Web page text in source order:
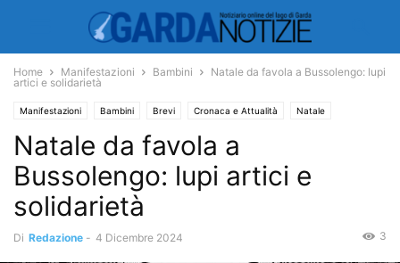
Home Manifestazioni Bambini
Natale da favola a Bussolengo: lupi
artici e solidarietà
Manifestazioni Bambini Brevi Cronaca e Attualità Natale
Natale da favola a
Bussolengo: lupi artici e
solidarietà
Di Redazione - 4 Dicembre 2024 3